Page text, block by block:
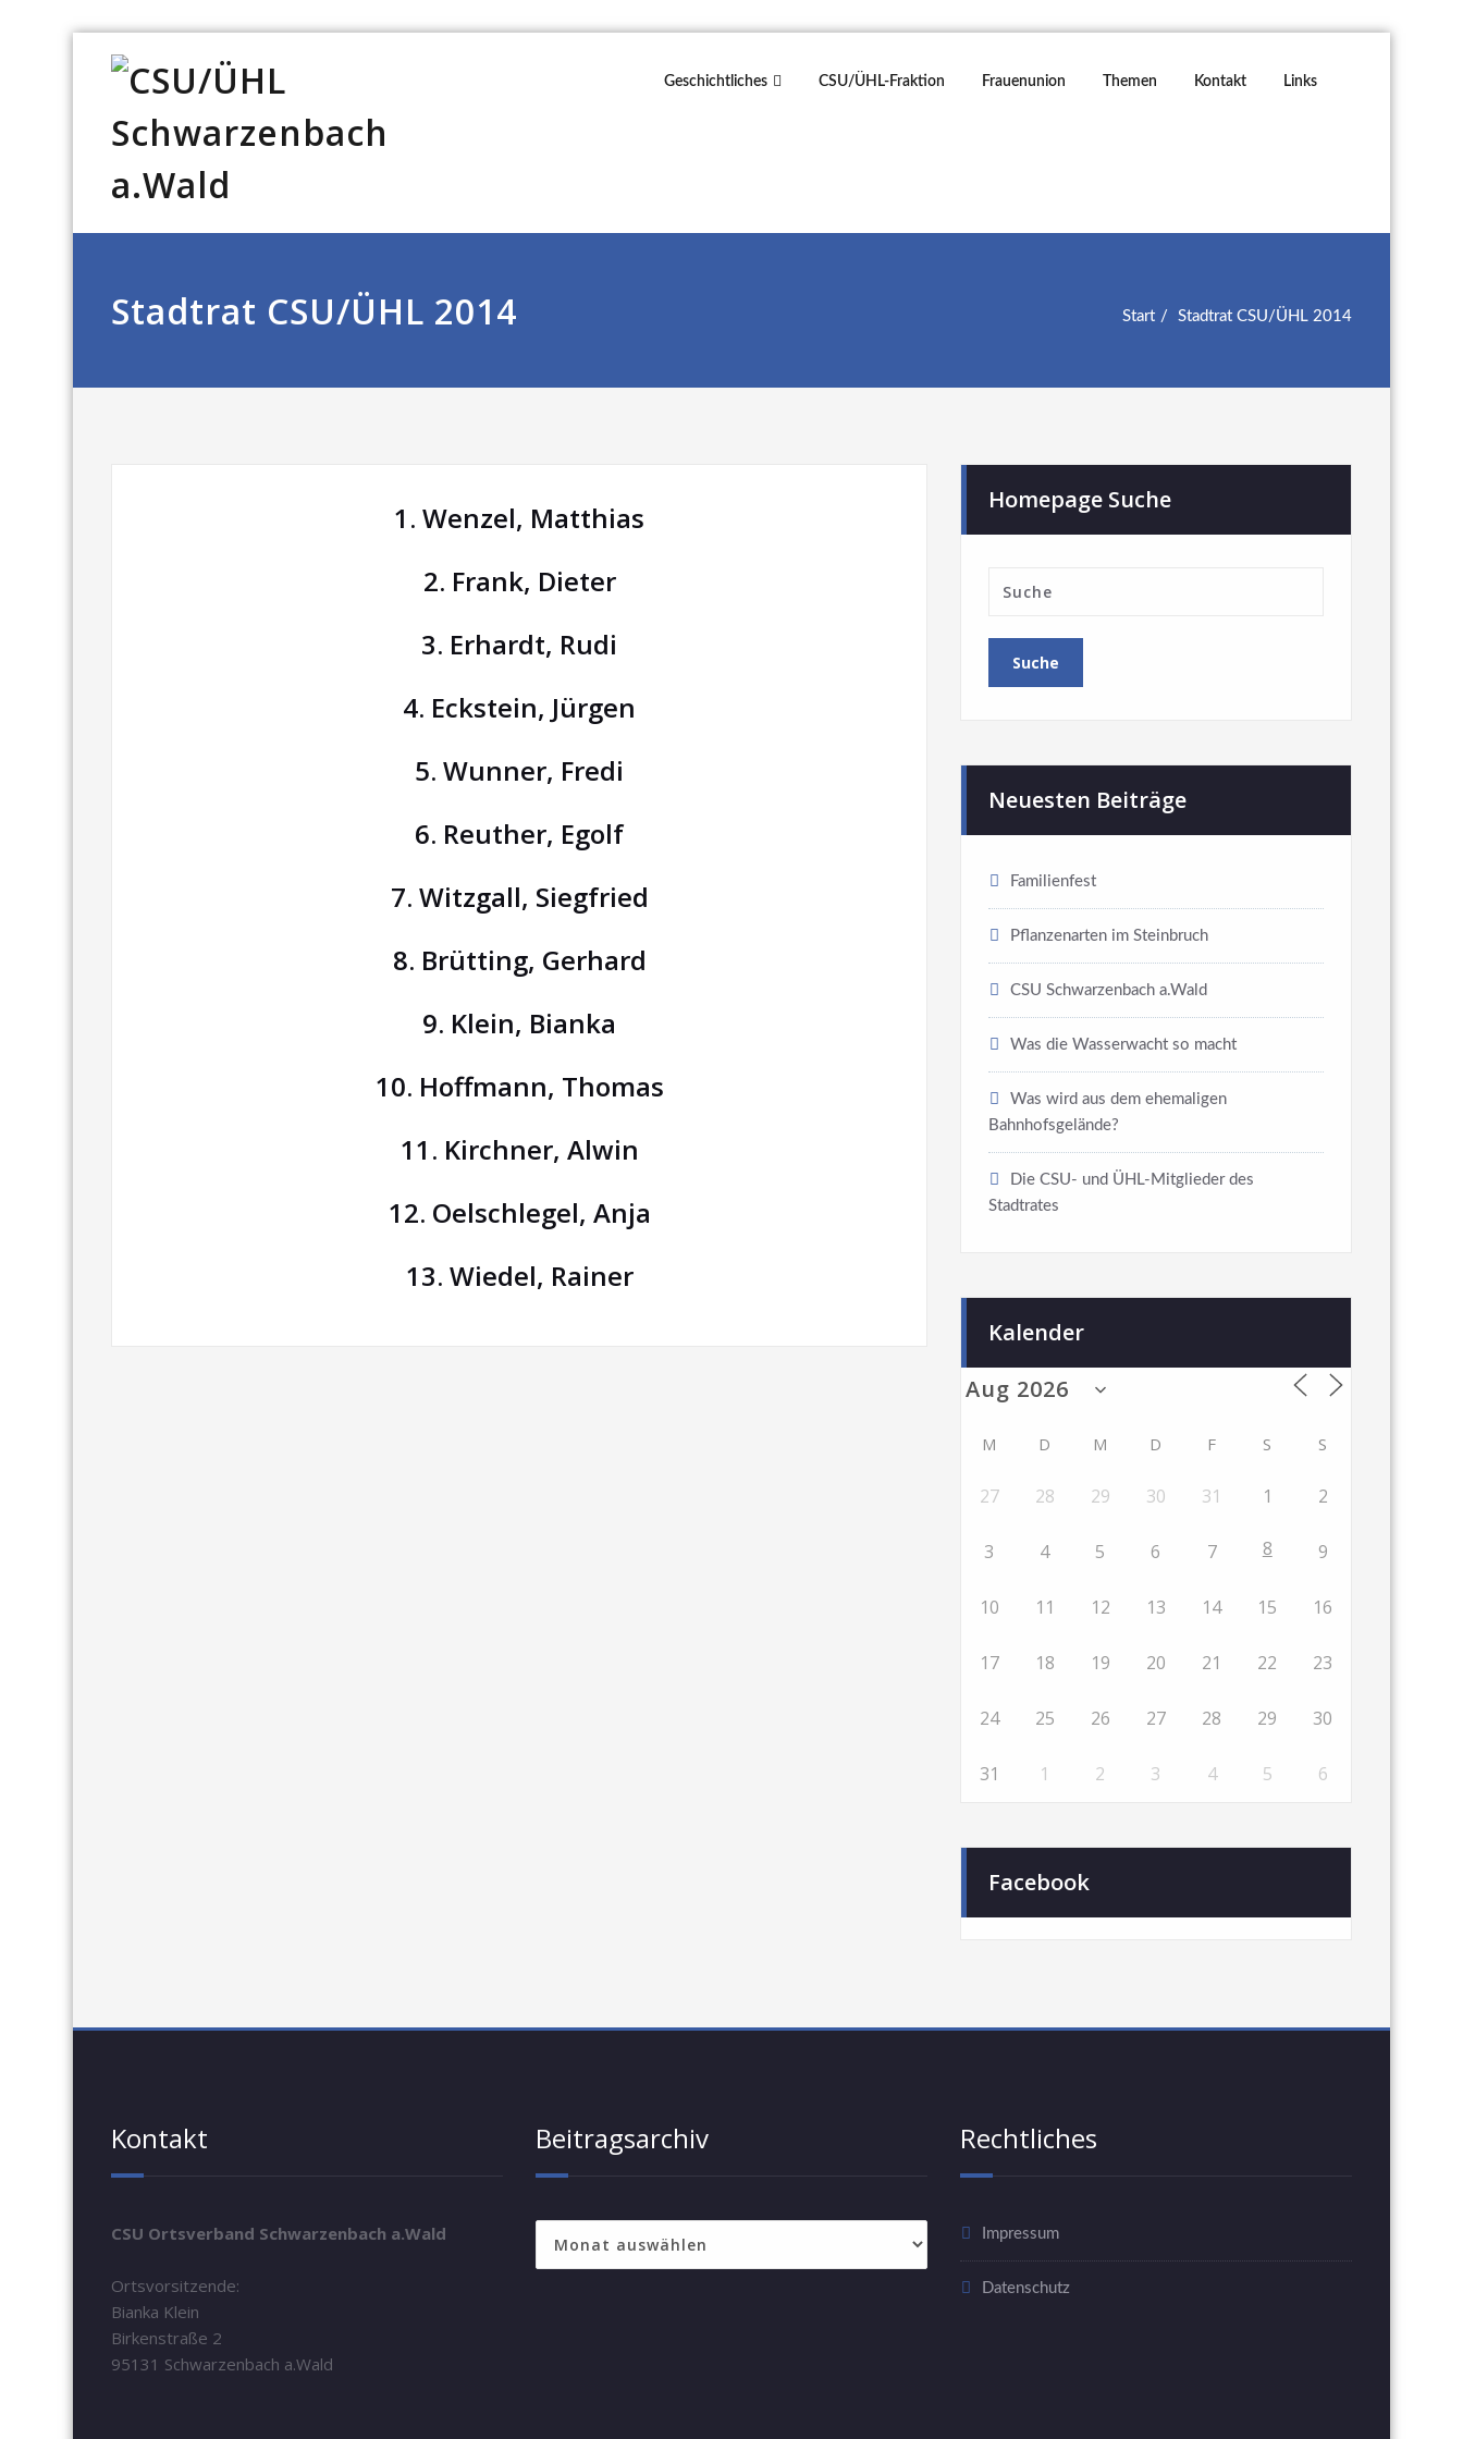
Geschichtliches CSU/ÜHL-Fraktion Frauenunion Themen Kontakt Links
Stadtrat CSU/ÜHL 2014 Start Stadtrat CSU/ÜHL 2014
1. Wenzel, Matthias
2. Frank, Dieter
3. Erhardt, Rudi
4. Eckstein, Jürgen
5. Wunner, Fredi
6. Reuther, Egolf
7. Witzgall, Siegfried
8. Brütting, Gerhard
9. Klein, Bianka
10. Hoffmann, Thomas
11. Kirchner, Alwin
12. Oelschlegel, Anja
13. Wiedel, Rainer
Homepage Suche
Neuesten Beiträge
Familienfest
Pflanzenarten im Steinbruch
CSU Schwarzenbach a.Wald
Was die Wasserwacht so macht
Was wird aus dem ehemaligen
Bahnhofsgelände?
Die CSU- und ÜHL-Mitglieder des
Stadtrates
Kalender
M D M D F S S
27 28 29 30 31 1 2
3 4 5 6 7 8 9
10 11 12 13 14 15 16
17 18 19 20 21 22 23
24 25 26 27 28 29 30
31 1 2 3 4 5 6
Facebook
Kontakt
CSU Ortsverband Schwarzenbach a.Wald
Ortsvorsitzende:
Bianka Klein
Birkenstraße 2
95131 Schwarzenbach a.Wald
Beitragsarchiv Rechtliches
Impressum
Datenschutz